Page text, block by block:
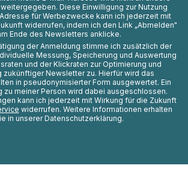
Diese Einwilligung zur Nutzung
für Werbezwecke kann ich jederzeit mit
widerrufen, indem ich den Link „Abmelden"
Ende des Newsletters anklicke.
der Anmeldung stimme ich zusätzlich der
Messung, Speicherung und Auswertung
und der Klickraten zur Optimierung und
zukünftiger Newsletter zu. Hierfür wird das
in pseudonymisierter Form ausgewertet. Ein
zu meiner Person wird dabei ausgeschlossen.
kann ich jederzeit mit Wirkung für die Zukunft
widerrufen. Weitere Informationen erhalten
in unserer Datenschutzerklärung.